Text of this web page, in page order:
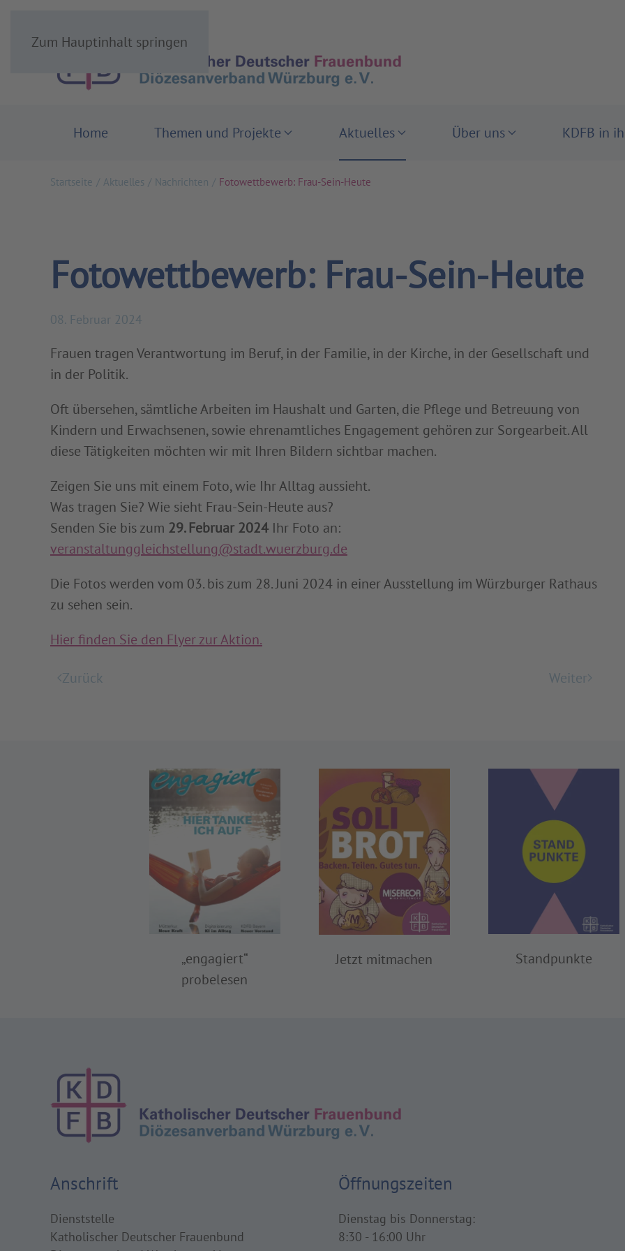
Zum Hauptinhalt springen
Home Themen und Projekte Aktuelles Über uns KDFB in
Startseite Aktuelles Nachrichten Fotowettbewerb: Frau-Sein-Heute
Fotowettbewerb: Frau-Sein-Heute
08. Februar 2024
Frauen tragen Verantwortung im Beruf, in der Familie, in der Kirche, in der Gesellschaft und
in der Politik.
Oft übersehen, sämtliche Arbeiten im Haushalt und Garten, die Pflege und Betreuung von
Kindern und Erwachsenen, sowie ehrenamtliches Engagement gehören zur Sorgearbeit. All
diese Tätigkeiten möchten wir mit Ihren Bildern sichtbar machen.
Zeigen Sie uns mit einem Foto, wie Ihr Alltag aussieht.
Was tragen Sie? Wie sieht Frau-Sein-Heute aus?
Senden Sie bis zum 29. Februar 2024 Ihr Foto an:
veranstaltunggleichstellung@stadt.wuerzburg.de
Die Fotos werden vom 03. bis zum 28. Juni 2024 in einer Ausstellung im Würzburger Rathaus
zu sehen sein.
Hier finden Sie den Flyer zur Aktion.
Zurück Weiter
„engagiert“
probelesen
Jetzt mitmachen Standpunkte
Anschrift
Dienststelle
Katholischer Deutscher Frauenbund
Öffnungszeiten
Dienstag bis Donnerstag:
8:30 - 16:00 Uhr